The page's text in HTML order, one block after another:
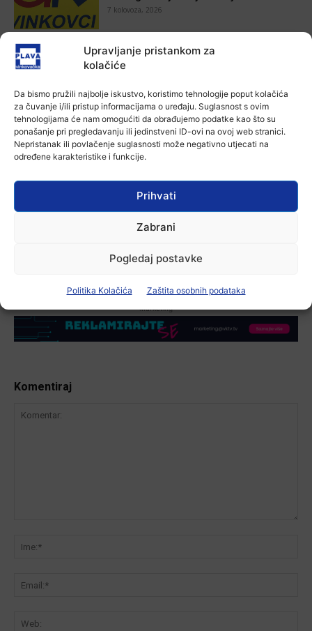
Upravljanje pristankom za
kolačiće
Da bismo pružili najbolje iskustvo, koristimo tehnologije poput kolačića
za čuvanje i/ili pristup informacijama o uređaju. Suglasnost s ovim
tehnologijama će nam omogućiti da obrađujemo podatke kao što su
ponašanje pri pregledavanju ili jedinstveni ID-ovi na ovoj web stranici.
Nepristanak ili povlačenje suglasnosti može negativno utjecati na
određene karakteristike i funkcije.
Prihvati
Zabrani
Pogledaj postavke
Politika Kolačića Zaštita osobnih podataka
7 kolovoza, 2026
Aktualno
Za dva tjedna započinje još jedna
Divlja liga
Aktualno
U Županji održana Ljetna škola magije
7 kolovoza, 2026
Aktualno
plovidba na Dunavu
-Marketing-
Komentiraj